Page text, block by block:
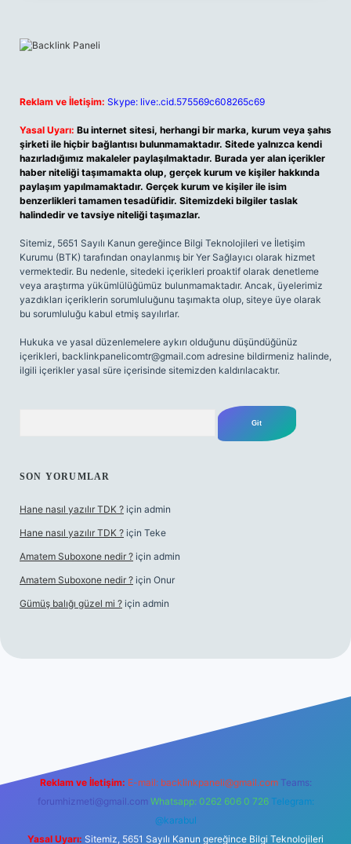
Reklam ve İletişim: Skype: live:.cid.575569c608265c69
Yasal Uyarı: Bu internet sitesi, herhangi bir marka, kurum veya şahıs
şirketi ile hiçbir bağlantısı bulunmamaktadır. Sitede yalnızca kendi
hazırladığımız makaleler paylaşılmaktadır. Burada yer alan içerikler
haber niteliği taşımamakta olup, gerçek kurum ve kişiler hakkında
paylaşım yapılmamaktadır. Gerçek kurum ve kişiler ile isim
benzerlikleri tamamen tesadüfidir. Sitemizdeki bilgiler taslak
halindedir ve tavsiye niteliği taşımazlar.
Sitemiz, 5651 Sayılı Kanun gereğince Bilgi Teknolojileri ve İletişim
Kurumu (BTK) tarafından onaylanmış bir Yer Sağlayıcı olarak hizmet
vermektedir. Bu nedenle, sitedeki içerikleri proaktif olarak denetleme
veya araştırma yükümlülüğümüz bulunmamaktadır. Ancak, üyelerimiz
yazdıkları içeriklerin sorumluluğunu taşımakta olup, siteye üye olarak
bu sorumluluğu kabul etmiş sayılırlar.
Hukuka ve yasal düzenlemelere aykırı olduğunu düşündüğünüz
içerikleri, backlinkpanelicomtr@gmail.com adresine bildirmeniz halinde,
ilgili içerikler yasal süre içerisinde sitemizden kaldırılacaktır.
SON YORUMLAR
Hane nasıl yazılır TDK ? için admin
Hane nasıl yazılır TDK ? için Teke
Amatem Suboxone nedir ? için admin
Amatem Suboxone nedir ? için Onur
Gümüş balığı güzel mi ? için admin
Reklam ve İletişim: E-mail: backlinkpaneli@gmail.com Teams:
forumhizmeti@gmail.com Whatsapp: 0262 606 0 726 Telegram:
@karabul
Yasal Uyarı: Sitemiz, 5651 Sayılı Kanun gereğince Bilgi Teknolojileri